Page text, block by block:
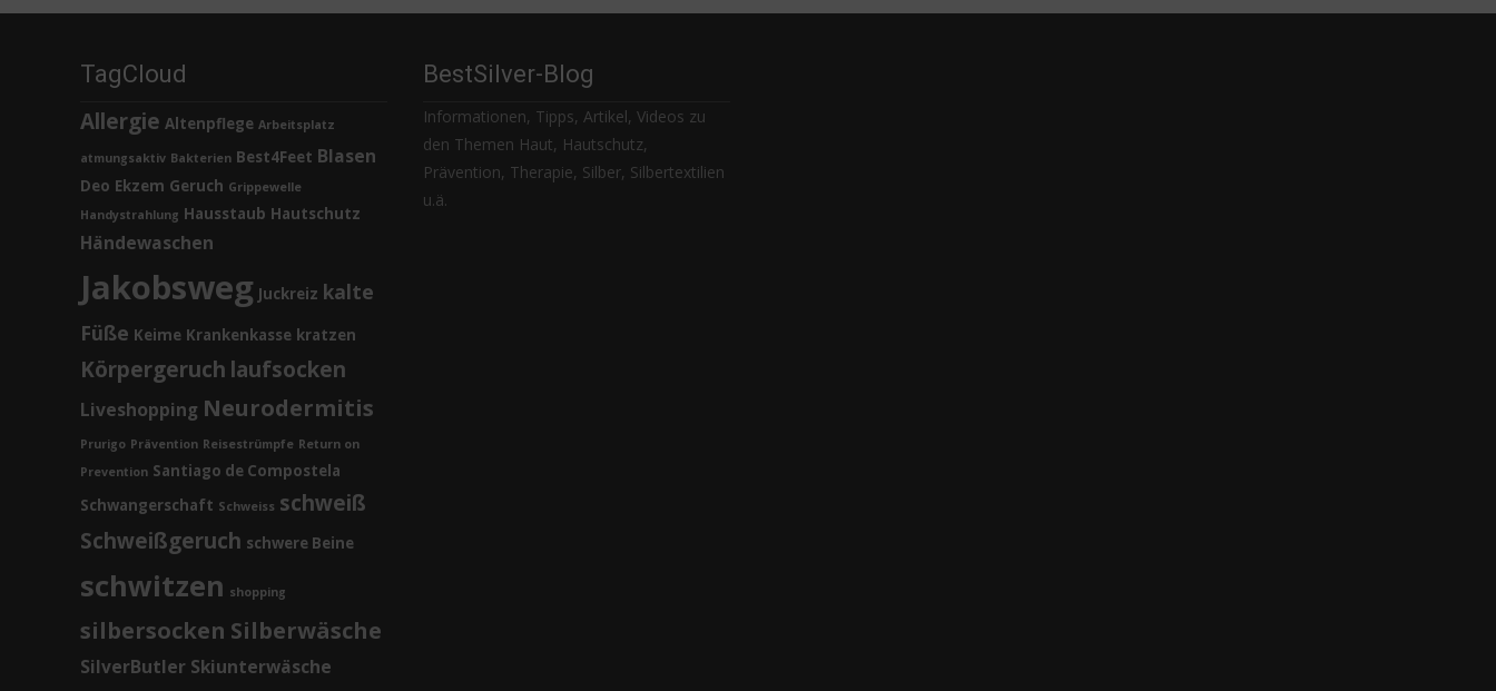
TagCloud
Allergie Altenpflege Arbeitsplatz
atmungsaktiv Bakterien Best4Feet Blasen
Deo Ekzem Geruch Grippewelle
Handystrahlung Hausstaub Hautschutz
Händewaschen
Jakobsweg Juckreiz kalte
Füße Keime Krankenkasse kratzen
Körpergeruch laufsocken
Liveshopping Neurodermitis
Prurigo Prävention Reisestrümpfe Return on
Prevention Santiago de Compostela
Schwangerschaft Schweiss schweiß
Schweißgeruch schwere Beine
schwitzen shopping
silbersocken Silberwäsche
SilverButler Skiunterwäsche
BestSilver-Blog
Informationen, Tipps, Artikel, Videos zu
den Themen Haut, Hautschutz,
Prävention, Therapie, Silber, Silbertextilien
u.ä.